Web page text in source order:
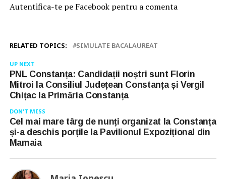
Autentifica-te pe Facebook pentru a comenta
RELATED TOPICS: SIMULATE BACALAUREAT
UP NEXT
PNL Constanța: Candidații noștri sunt Florin
Mitroi la Consiliul Județean Constanța și Vergil
Chițac la Primăria Constanța
DON'T MISS
Cel mai mare târg de nunți organizat la Constanța
și-a deschis porțile la Pavilionul Expozițional din
Mamaia